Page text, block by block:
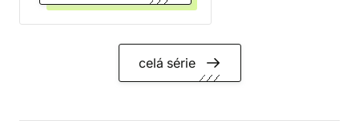
celá série